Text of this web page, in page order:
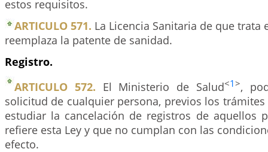
estos requisitos.
ARTICULO 571. La Licencia Sanitaria de que trata
reemplaza la patente de sanidad.
Registro.
ARTICULO 572. El Ministerio de Salud<1>,
solicitud de cualquier persona, previos los trámites
estudiar la cancelación de registros de aquellos
refiere esta Ley y que no cumplan con las
efecto.